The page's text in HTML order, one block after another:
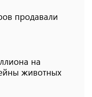
продавали
на
животных